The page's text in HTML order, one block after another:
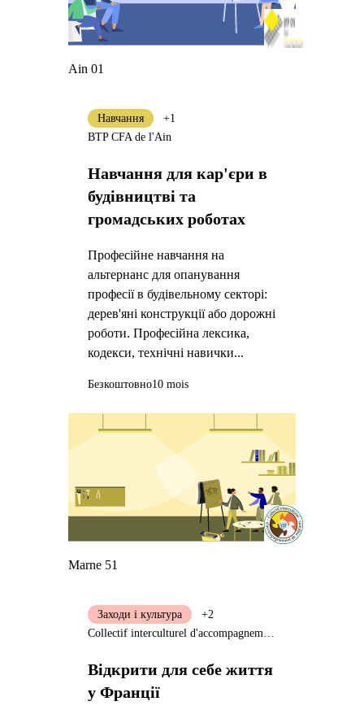
Ain 01
Навчання для кар'єри в
будівництві та
громадських роботах
Професійне навчання на
альтернанс для опанування
професії в будівельному секторі:
дерев'яні конструкції або дорожні
роботи. Професійна лексика,
кодекси, технічні навички...
Навчання
+1
BTP CFA de l'Ain
Безкоштовно10 mois
Marne 51
Відкрити для себе життя
у Франції
Заходи і культура
+2
Collectif interculturel d'accompagnement de migrants (CIAM)